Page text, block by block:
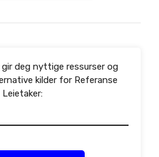
deg nyttige ressurser og
kilder for Referanse
Leietaker: